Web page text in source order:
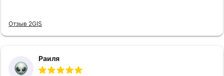
Отзыв 2GIS
Раиля